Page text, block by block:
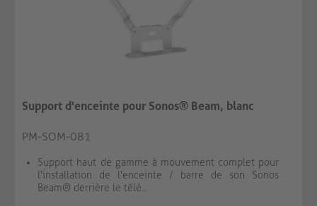
Support d'enceinte pour Sonos® Beam, blanc
PM-SOM-081
Support haut de gamme à mouvement complet pour
l'installation de l'enceinte / barre de son Sonos
Beam® derrière le télé...